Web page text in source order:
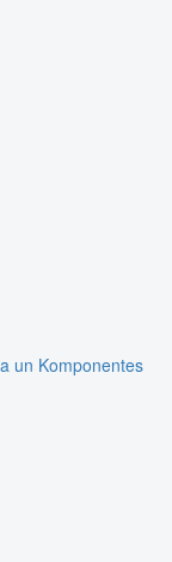
un Komponentes